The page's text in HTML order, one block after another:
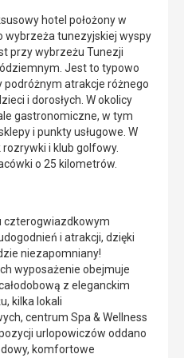
hotel położony w
wybrzeża tunezyjskiej wyspy
przy wybrzeżu Tunezji
Jest to typowo
atrakcje różnego
i dorosłych. W okolicy
gastronomiczne, w tym
i punkty usługowe. W
i klub golfowy.
o 25 kilometrów.
czterogwiazdkowym
i atrakcji, dzięki
niezapomniany!
wyposażenie obejmuje
z eleganckim
kilka lokali
centrum Spa & Wellness
urlopowiczów oddano
komfortowe